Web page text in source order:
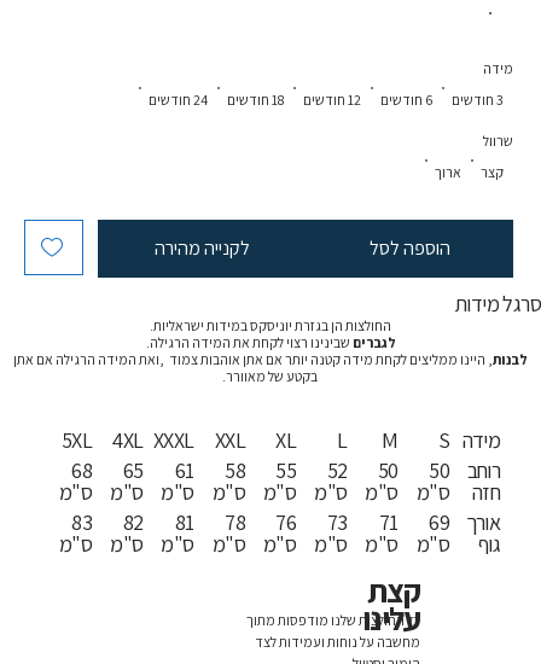
3 חודשים 6 חודשים 12 חודשים 18 חודשים 24 חודשים
מידה
קצר ארוך
שרוול
הוספה לסל לקנייה מהירה
סרגל מידות
החולצות הן בגזרת יוניסקס במידות ישראליות.
לגברים שבינינו רצוי לקחת את המידה הרגילה.
לבנות, היינו ממליצים לקחת מידה קטנה יותר אם אתן אוהבות צמוד ,ואת המידה הרגילה אם אתן
בקטע של מאוורר.
5XL
68
ס"מ
83
ס"מ
4XL
65
ס"מ
82
ס"מ
XXXL
61
ס"מ
81
ס"מ
XXL
58
ס"מ
78
ס"מ
XL
55
ס"מ
76
ס"מ
L
52
ס"מ
73
ס"מ
M
50
ס"מ
71
ס"מ
S
50
ס"מ
69
ס"מ
מידה
רוחב
חזה
אורך
גוף
כל החולצות שלנו מודפסות מתוך
מחשבה על נוחות ועמידות לצד
קצת
עלינו